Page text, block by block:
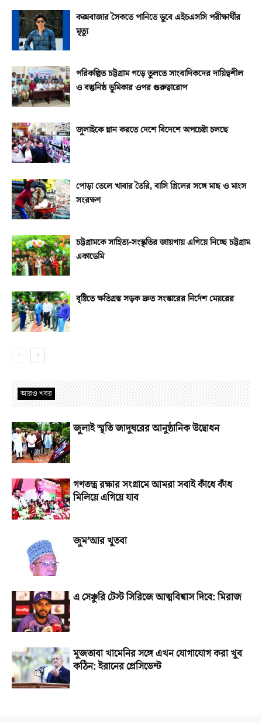
কক্সবাজার সৈকতে পানিতে ডুবে এইচএসসি পরীক্ষার্থীর
মৃত্যু
পরিকল্পিত চট্টগ্রাম গড়ে তুলতে সাংবাদিকদের দায়িত্বশীল
ও বস্তুনিষ্ঠ ভূমিকার ওপর গুরুত্বারোপ
জুলাইকে ম্লান করতে দেশে বিদেশে অপচেষ্টা চলছে
পোড়া তেলে খাবার তৈরি, বাসি গ্রিলের সঙ্গে মাছ ও মাংস
সংরক্ষণ
চট্টগ্রামকে সাহিত্য-সংস্কৃতির জায়গায় এগিয়ে নিচ্ছে চট্টগ্রাম
একাডেমি
বৃষ্টিতে ক্ষতিগ্রস্ত সড়ক দ্রুত সংস্কারের নির্দেশ মেয়রের
আরও খবর
জুলাই স্মৃতি জাদুঘরের আনুষ্ঠানিক উদ্বোধন
গণতন্ত্র রক্ষার সংগ্রামে আমরা সবাই কাঁধে কাঁধ
মিলিয়ে এগিয়ে যাব
জুম’আর খুতবা
এ সেঞ্চুরি টেস্ট সিরিজে আত্মবিশ্বাস দিবে: মিরাজ
মুজতাবা খামেনির সঙ্গে এখন যোগাযোগ করা খুব
কঠিন: ইরানের প্রেসিডেন্ট